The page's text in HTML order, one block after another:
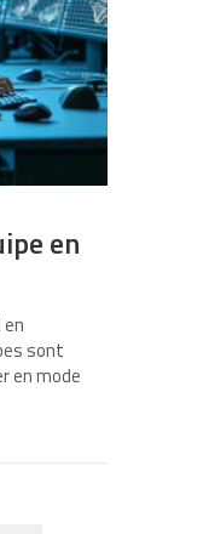
en
sont
en mode